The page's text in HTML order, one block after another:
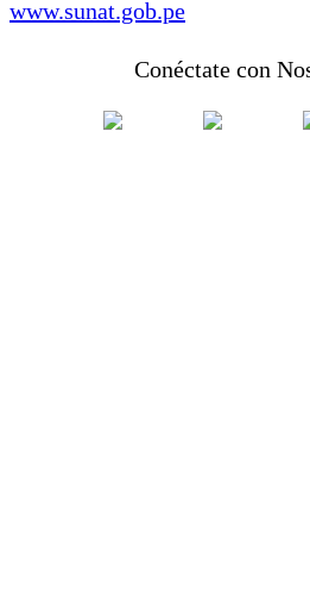
www.sunat.gob.pe
Conéctate con